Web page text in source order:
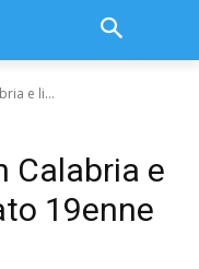
e li...
Calabria e
19enne